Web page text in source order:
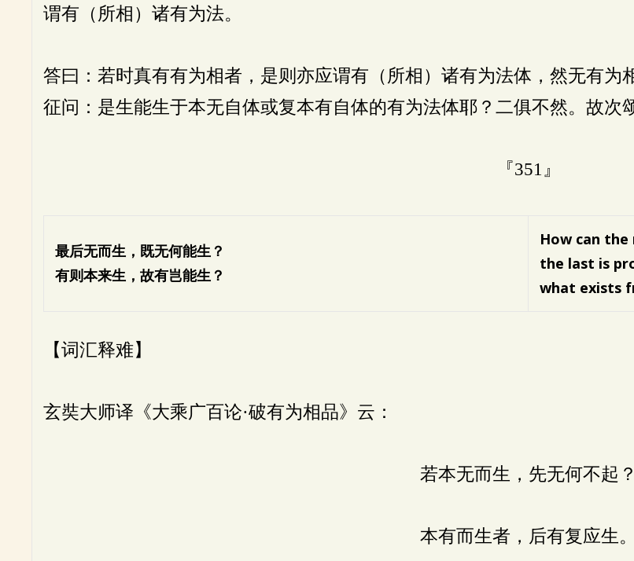
谓有（所相）诸有为法。
答曰：若时真有有为相者，是则亦应谓有（所相）诸有为法体，然无有为
征问：是生能生于本无自体或复本有自体的有为法体耶？二俱不然。故次
『351』
最后无而生，既无何能生？
有则本来生，故有岂能生？
How can
the last is
what exists
【词汇释难】
玄奘大师译《大乘广百论·破有为相品》云：
若本无而生，先无何不起？
本有而生者，后有复应生。